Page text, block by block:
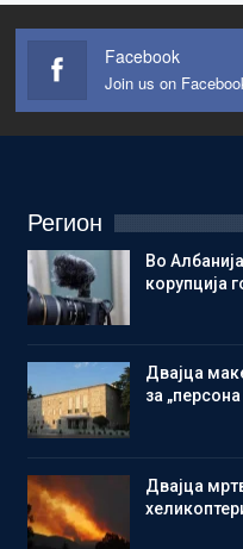
Facebook
Join us on
Регион
Во
корупција
Двајца
за
Двајца